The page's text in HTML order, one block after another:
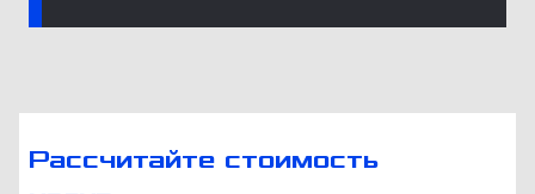
Рассчитайте стоимость